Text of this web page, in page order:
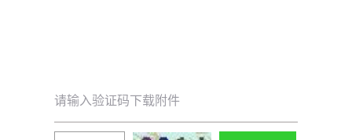
请输入验证码下载附件